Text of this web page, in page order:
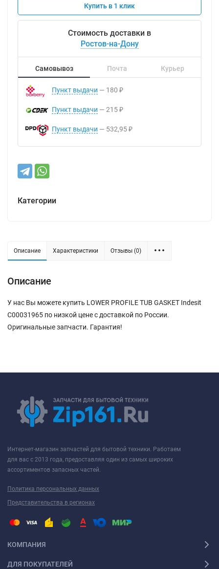
Купить в 1 клик
Стоимость доставки в
Ростов-на-Дону
Самовывоз Почта Курьер
Пункт выдачи 180 ₽
Пункт выдачи 215 ₽
Пункт выдачи 532,95 ₽
Категории
Описание Характеристики Отзывы (0)
Описание
У нас Вы можете купить LOWER PROFILE TUB GASKET Indesit
C00031965 по низкой цене с доставкой по России.
Оригинальные запчасти. Гарантия!
Интернет-магазин запчастей для бытовой техники. Работаем
для вас с 2013 года, предоставляя один из самых широких
ассортиментов запасных частей.
Политика персональных данных
Представительства в регионах
КОМПАНИЯ
ДЛЯ ПОКУПАТЕЛЕЙ